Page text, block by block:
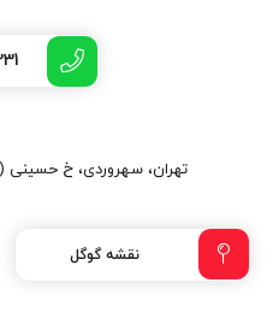
تهران، سهروردی، خ حسینی
نقشه گوگل